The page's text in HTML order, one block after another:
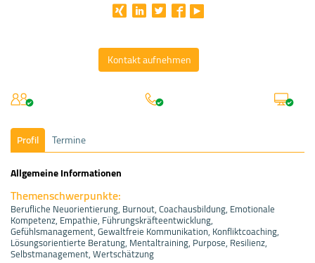
Kontakt aufnehmen
Profil
Termine
Allgemeine Informationen
Themenschwerpunkte:
Berufliche Neuorientierung, Burnout, Coachausbildung, Emotionale
Kompetenz, Empathie, Führungskräfteentwicklung,
Gefühlsmanagement, Gewaltfreie Kommunikation, Konfliktcoaching,
Lösungsorientierte Beratung, Mentaltraining, Purpose, Resilienz,
Selbstmanagement, Wertschätzung